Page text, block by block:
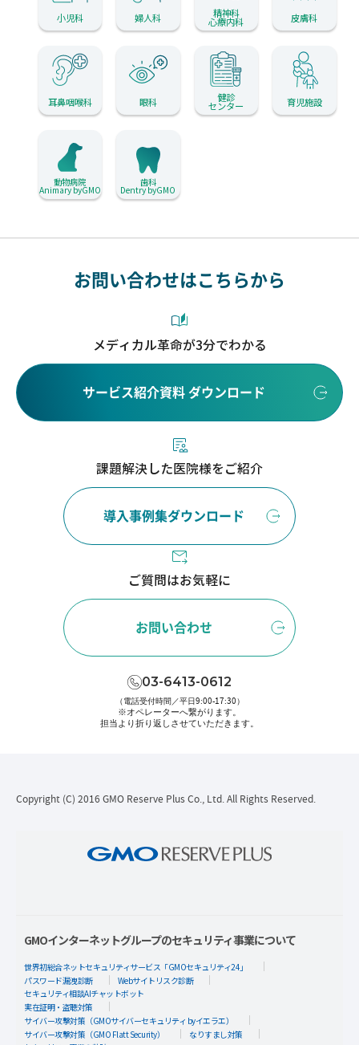
小児科 婦人科 精神科
心療内科 皮膚科
耳鼻咽喉科 眼科 健診
センター 育児施設
動物病院
Animary byGMO
歯科
Dentry byGMO
お問い合わせはこちらから
メディカル革命が3分でわかる
サービス紹介資料 ダウンロード
課題解決した医院様をご紹介
導入事例集ダウンロード
ご質問はお気軽に
お問い合わせ
03-6413-0612
（電話受付時間／平日9:00-17:30）
※オペレーターへ繋がります。
担当より折り返しさせていただきます。
Copyright (C) 2016 GMO Reserve Plus Co., Ltd. All Rights Reserved.
GMOインターネットグループのセキュリティ事業について
世界初総合ネットセキュリティサービス「GMOセキュリティ24」
パスワード漏洩診断
Webサイトリスク診断
セキュリティ相談AIチャットボット
実在証明・盗聴対策
サイバー攻撃対策（GMOサイバーセキュリティ byイエラエ）
サイバー攻撃対策（GMO Flatt Security）
なりすまし対策